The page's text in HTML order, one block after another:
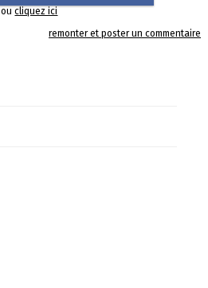
oucliquez ici
remonter et poster un commentaire